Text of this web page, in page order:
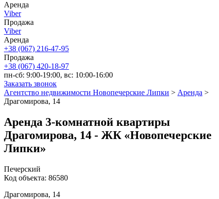
Аренда
Viber
Продажа
Viber
Аренда
+38 (067) 216-47-95
Продажа
+38 (067) 420-18-97
пн-сб: 9:00-19:00, вс: 10:00-16:00
Заказать звонок
Агентство недвижимости Новопечерские Липки > Аренда >
Драгомирова, 14
Аренда 3-комнатной квартиры
Драгомирова, 14 - ЖК «Новопечерские
Липки»
Печерский
Код объекта: 86580
Драгомирова, 14